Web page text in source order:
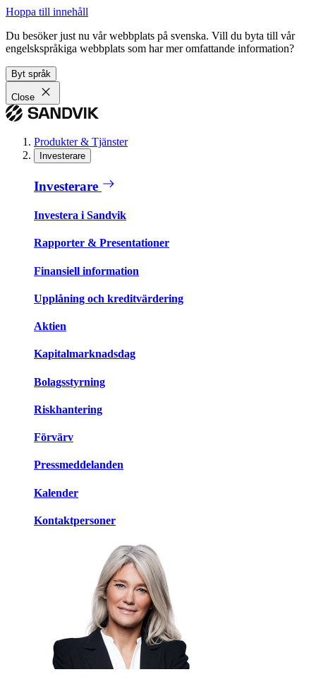
Hoppa till innehåll
Du besöker just nu vår webbplats på svenska. Vill du byta till vår
engelskspråkiga webbplats som har mer omfattande information?
Byt språk
Close
Produkter & Tjänster
Investerare
Investerare
Investera i Sandvik
Rapporter & Presentationer
Finansiell information
Upplåning och kreditvärdering
Aktien
Kapitalmarknadsdag
Bolagsstyrning
Riskhantering
Förvärv
Pressmeddelanden
Kalender
Kontaktpersoner